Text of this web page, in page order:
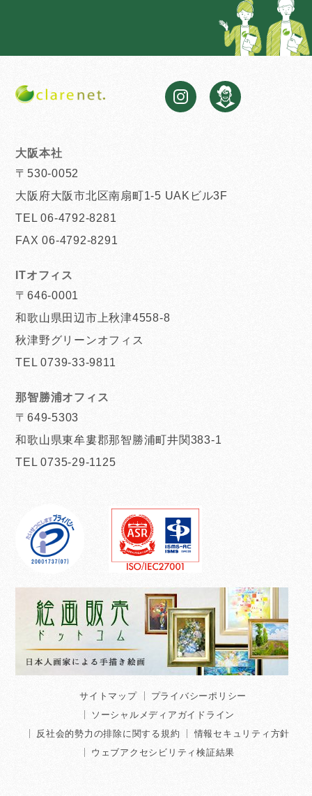
大阪本社
〒530-0052
大阪府大阪市北区南扇町1-5 UAKビル3F
TEL 06-4792-8281
FAX 06-4792-8291
ITオフィス
〒646-0001
和歌山県田辺市上秋津4558-8
秋津野グリーンオフィス
TEL 0739-33-9811
那智勝浦オフィス
〒649-5303
和歌山県東牟婁郡那智勝浦町井関383-1
TEL 0735-29-1125
サイトマップ
プライバシーポリシー
ソーシャルメディアガイドライン
反社会的勢力の排除に関する規約
情報セキュリティ方針
ウェブアクセシビリティ検証結果